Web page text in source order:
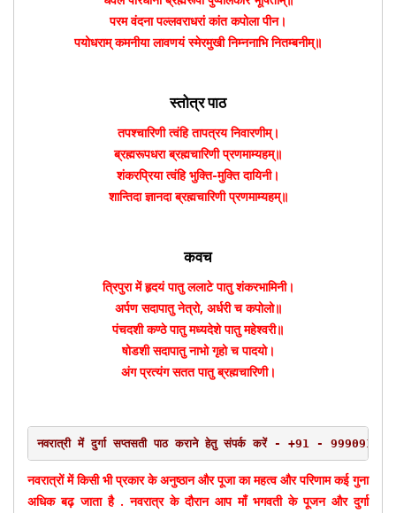
परम वंदना पल्लवराधरां कांत कपोला पीन।
पयोधराम् कमनीया लावणयं स्मेरमुखी निम्ननाभि नितम्बनीम्॥
स्तोत्र पाठ
तपश्चारिणी त्वंहि तापत्रय निवारणीम्।
ब्रह्मरूपधरा ब्रह्मचारिणी प्रणमाम्यहम्॥
शंकरप्रिया त्वंहि भुक्ति-मुक्ति दायिनी।
शान्तिदा ज्ञानदा ब्रह्मचारिणी प्रणमाम्यहम्॥
कवच
त्रिपुरा में हृदयं पातु ललाटे पातु शंकरभामिनी।
अर्पण सदापातु नेत्रो, अर्धरी च कपोलो॥
पंचदशी कण्ठे पातु मध्यदेशे पातु महेश्वरी॥
षोडशी सदापातु नाभो गृहो च पादयो।
अंग प्रत्यंग सतत पातु ब्रह्मचारिणी।
नवरात्रों में किसी भी प्रकार के अनुष्ठान और पूजा का महत्व और परिणाम कई गुना
अधिक बढ़ जाता है . नवरात्र के दौरान आप माँ भगवती के पूजन और दुर्गा